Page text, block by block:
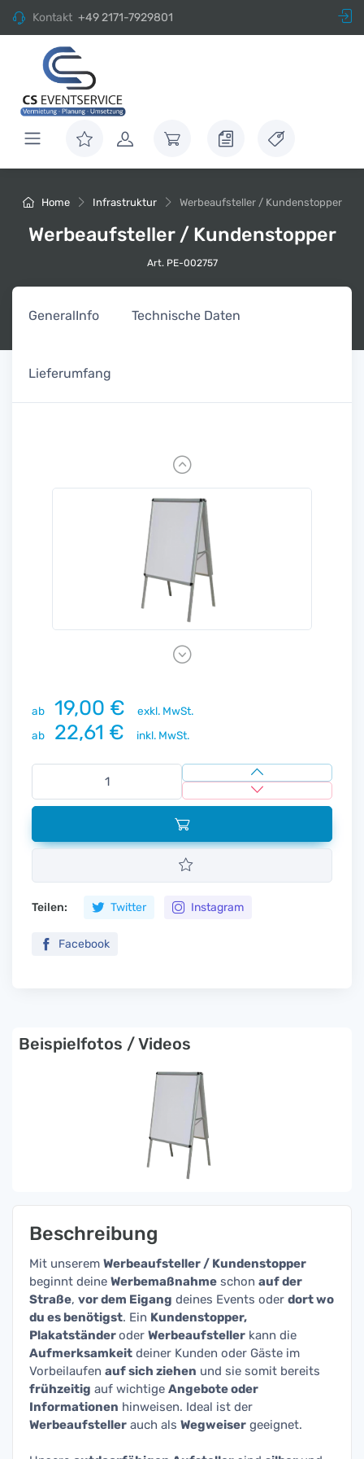
Kontakt +49 2171-7929801
Home Infrastruktur Werbeaufsteller / Kundenstopper
Werbeaufsteller / Kundenstopper
Art. PE-002757
GeneralInfo Technische Daten
Lieferumfang
Previous
Next
ab 19,00 €
exkl. MwSt.
ab
22,61 € inkl. MwSt.
Teilen: Twitter Instagram
Facebook
Beispielfotos / Videos
Beschreibung
Mit unserem Werbeaufsteller / Kundenstopper
beginnt deine Werbemaßnahme schon auf der
Straße, vor dem Eigang deines Events oder dort wo
du es benötigst. Ein Kundenstopper,
Plakatständeroder Werbeaufsteller kann die
Aufmerksamkeit deiner Kunden oder Gäste im
Vorbeilaufen auf sich ziehen und sie somit bereits
frühzeitig auf wichtige Angebote oder
Informationen hinweisen. Ideal ist der
Werbeaufsteller auch als Wegweiser geeignet.